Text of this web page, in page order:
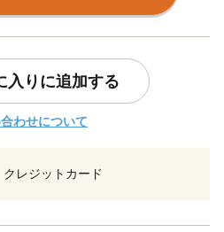
入りに追加する
わせについて
クレジットカード